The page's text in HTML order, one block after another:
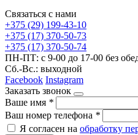
Связаться с нами
+375 (29) 199-43-10
+375 (17) 370-50-73
+375 (17) 370-50-74
ПН-ПТ: с 9-00 до 17-00 без
Сб.-Вс.: выходной
Facebook Instagram
Заказать звонок
Ваше имя *
Ваш номер телефона *
Я согласен на обработку